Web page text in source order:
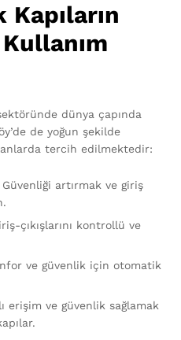
dünya çapında
de yoğun şekilde
tercih edilmektedir:
Güvenliği artırmak ve giriş
çıkışlarını kontrollü ve
ve güvenlik için otomatik
erişim ve güvenlik sağlamak